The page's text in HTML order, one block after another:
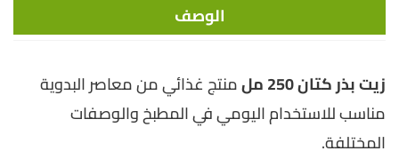
الوصف
زيت بذر كتان 250 مل
منتج غذائي من معاصر البدوية
مناسب للاستخدام اليومي في المطبخ والوصفات
المختلفة.